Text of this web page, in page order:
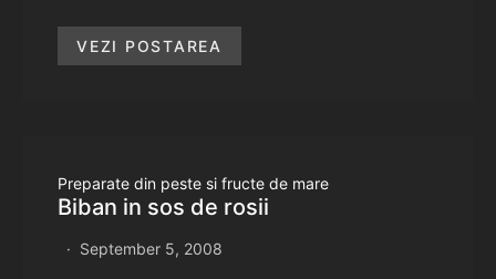
VEZI POSTAREA
Preparate din peste si fructe de mare
Biban in sos de rosii
September 5, 2008